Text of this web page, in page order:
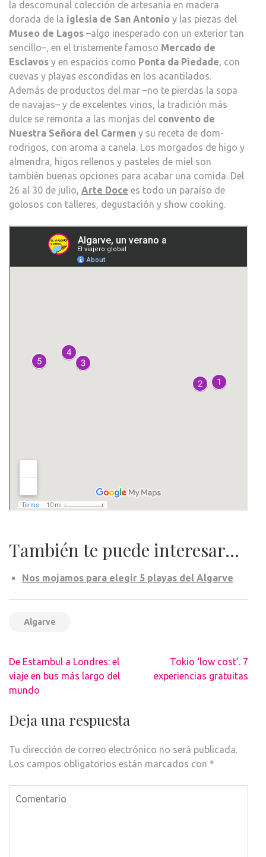
la descomunal colección de artesanía en madera
dorada de la iglesia de San Antonio y las piezas del
Museo de Lagos –algo inesperado con un exterior tan
sencillo–, en el tristemente famoso Mercado de
Esclavos y en espacios como Ponta da Piedade, con
cuevas y playas escondidas en los acantilados.
Además de productos del mar –no te pierdas la sopa
de navajas– y de excelentes vinos, la tradición más
dulce se remonta a las monjas del convento de
Nuestra Señora del Carmen y su receta de dom-
rodrigos, con aroma a canela. Los morgados de higo y
almendra, higos rellenos y pasteles de miel son
también buenas opciones para acabar una comida. Del
26 al 30 de julio, Arte Doce es todo un paraíso de
golosos con talleres, degustación y show cooking.
También te puede interesar…
Nos mojamos para elegir 5 playas del Algarve
Algarve
Navegación
de
entradas
De Estambul a Londres: el
viaje en bus más largo del
mundo
Tokio ‘low cost’. 7
experiencias gratuitas
Deja una respuesta
Tu dirección de correo electrónico no será publicada.
Los campos obligatorios están marcados con *